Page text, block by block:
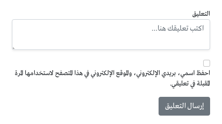
التعليق
احفظ اسمي، بريدي الإلكتروني، والموقع الإلكتروني في هذا المتصفح لاستخدامها المرة
المقبلة في تعليقي.